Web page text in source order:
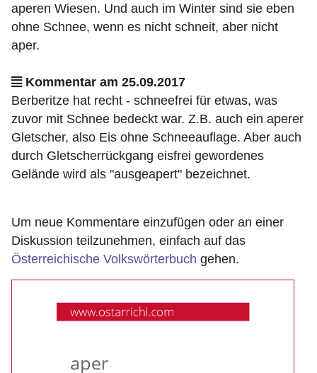
aperen Wiesen. Und auch im Winter sind sie eben
ohne Schnee, wenn es nicht schneit, aber nicht
aper.
Kommentar am 25.09.2017
Berberitze hat recht - schneefrei für etwas, was
zuvor mit Schnee bedeckt war. Z.B. auch ein aperer
Gletscher, also Eis ohne Schneeauflage. Aber auch
durch Gletscherrückgang eisfrei gewordenes
Gelände wird als "ausgeapert" bezeichnet.
Um neue Kommentare einzufügen oder an einer
Diskussion teilzunehmen, einfach auf das
Österreichische Volkswörterbuch gehen.